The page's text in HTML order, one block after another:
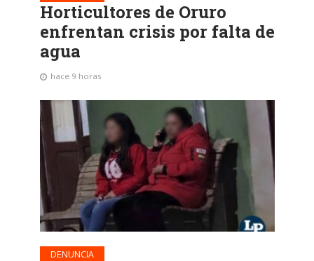
Horticultores de Oruro
enfrentan crisis por falta de
agua
hace 9 horas
DENUNCIA